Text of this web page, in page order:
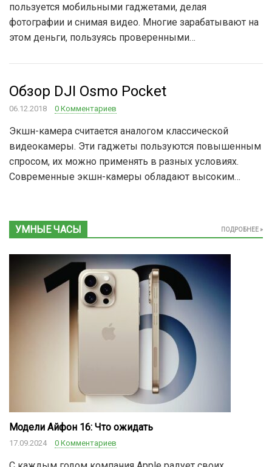
пользуется мобильными гаджетами, делая
фотографии и снимая видео. Многие зарабатывают на
этом деньги, пользуясь проверенными…
Обзор DJI Osmo Pocket
06.12.2018 0 Комментариев
Экшн-камера считается аналогом классической
видеокамеры. Эти гаджеты пользуются повышенным
спросом, их можно применять в разных условиях.
Современные экшн-камеры обладают высоким…
УМНЫЕ ЧАСЫ ПОДРОБНЕЕ »
Модели Айфон 16: Что ожидать
17.09.2024 0 Комментариев